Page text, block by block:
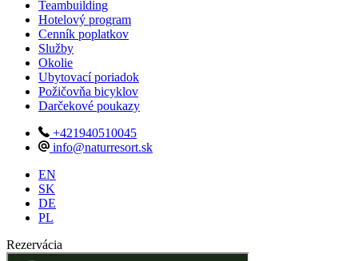
Teambuilding
Hotelový program
Cenník poplatkov
Služby
Okolie
Ubytovací poriadok
Požičovňa bicyklov
Darčekové poukazy
+421940510045
info@naturresort.sk
EN
SK
DE
PL
Rezervácia